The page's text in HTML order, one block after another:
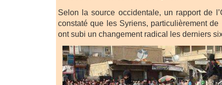
Selon la source occidentale, un rapport de
constaté que les Syriens, particulièrement
ont subi un changement radical les derniers